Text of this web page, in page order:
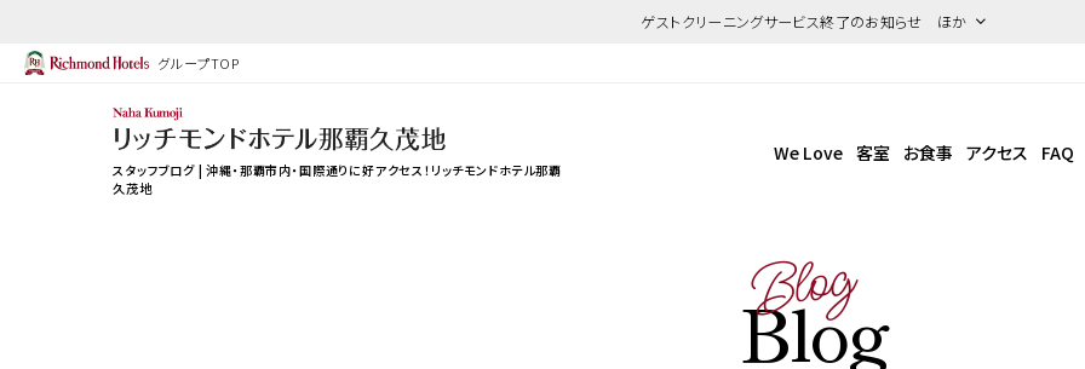
ゲストクリーニングサービス終了のお知らせ ほか
グループTOP
スタッフブログ | 沖縄・那覇市内・国際通りに好アクセス！リッチモンドホテル那覇
久茂地
We Love 客室 お食事 アクセス FAQ
Blog
Blog